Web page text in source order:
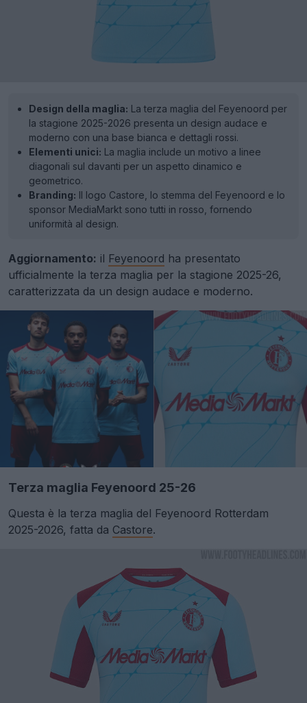
Design della maglia: La terza maglia del Feyenoord per
la stagione 2025-2026 presenta un design audace e
moderno con una base bianca e dettagli rossi.
Elementi unici: La maglia include un motivo a linee
diagonali sul davanti per un aspetto dinamico e
geometrico.
Branding: Il logo Castore, lo stemma del Feyenoord e lo
sponsor MediaMarkt sono tutti in rosso, fornendo
uniformità al design.
Aggiornamento: il Feyenoord ha presentato
ufficialmente la terza maglia per la stagione 2025-26,
caratterizzata da un design audace e moderno.
Terza maglia Feyenoord 25-26
Questa è la terza maglia del Feyenoord Rotterdam
2025-2026, fatta da Castore.